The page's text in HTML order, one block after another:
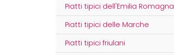
Piatti tipici dell'Emilia Romagna
Piatti tipici delle Marche
Piatti tipici friulani